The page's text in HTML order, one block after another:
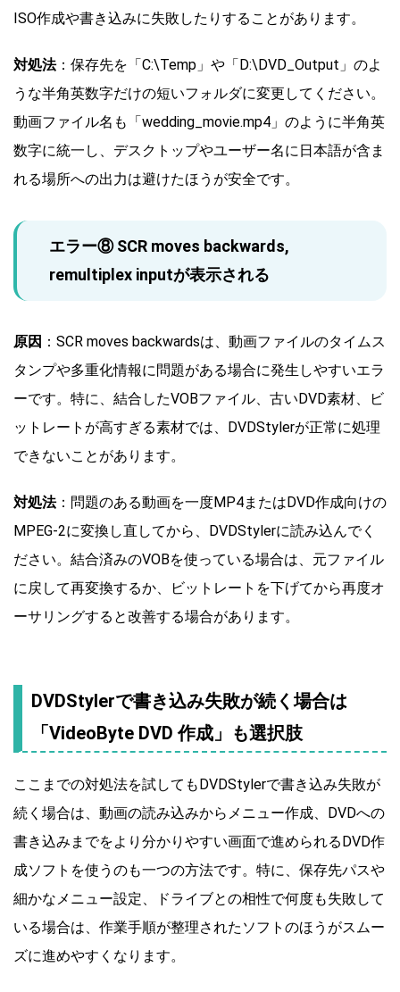
ISO作成や書き込みに失敗したりすることがあります。
対処法：保存先を「C:\Temp」や「D:\DVD_Output」のよ
うな半角英数字だけの短いフォルダに変更してください。
動画ファイル名も「wedding_movie.mp4」のように半角英
数字に統一し、デスクトップやユーザー名に日本語が含ま
れる場所への出力は避けたほうが安全です。
エラー⑧ SCR moves backwards,
remultiplex inputが表示される
原因 ：SCR moves backwardsは、動画ファイルのタイムス
タンプや多重化情報に問題がある場合に発生しやすいエラ
ーです。特に、結合したVOBファイル、古いDVD素材、ビ
ットレートが高すぎる素材では、DVDStylerが正常に処理
できないことがあります。
対処法：問題のある動画を一度MP4またはDVD作成向けの
MPEG-2に変換し直してから、DVDStylerに読み込んでく
ださい。結合済みのVOBを使っている場合は、元ファイル
に戻して再変換するか、ビットレートを下げてから再度オ
ーサリングすると改善する場合があります。
DVDStylerで書き込み失敗が続く場合は
「VideoByte DVD 作成」も選択肢
ここまでの対処法を試してもDVDStylerで書き込み失敗が
続く場合は、動画の読み込みからメニュー作成、DVDへの
書き込みまでをより分かりやすい画面で進められるDVD作
成ソフトを使うのも一つの方法です。特に、保存先パスや
細かなメニュー設定、ドライブとの相性で何度も失敗して
いる場合は、作業手順が整理されたソフトのほうがスムー
ズに進めやすくなります。